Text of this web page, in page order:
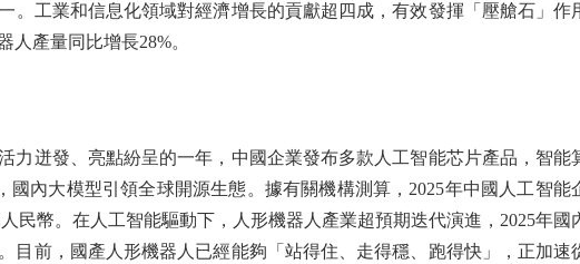
。工業和信息化領域對經濟增長的貢獻超四成，有效發揮「壓艙石」作
產量同比增長28%。
迸發、亮點紛呈的一年，中國企業發布多款人工智能芯片產品，智能
國內大模型引領全球開源生態。據有關機構測算，2025年中國人工智能
民幣。在人工智能驅動下，人形機器人產業超預期迭代演進，2025年國
目前，國產人形機器人已經能夠「站得住、走得穩、跑得快」，正加速